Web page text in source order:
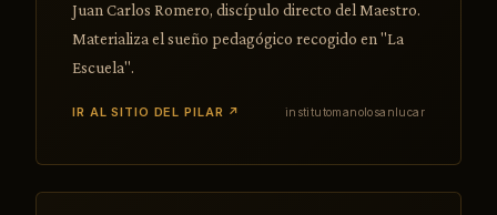
Juan Carlos Romero, discípulo directo del Maestro.
Materializa el sueño pedagógico recogido en "La
Escuela".
IR AL SITIO DEL PILAR ↗ institutomanolosanlucar